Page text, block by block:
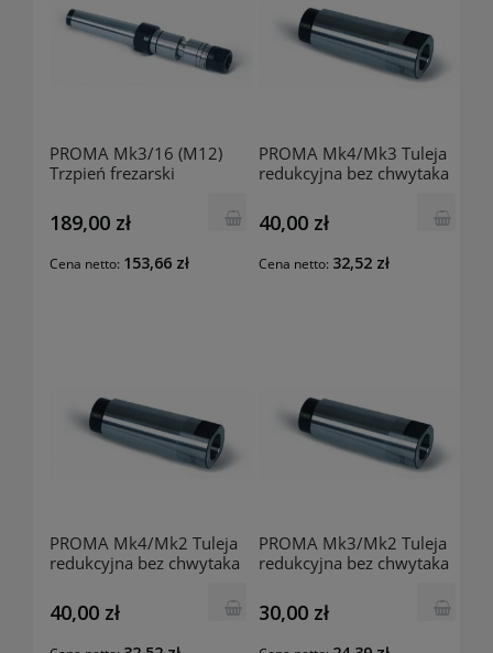
PROMA Mk3/16 (M12)
Trzpień frezarski
189,00 zł
Cena netto: 153,66 zł
PROMA Mk4/Mk3 Tuleja
redukcyjna bez chwytaka
40,00 zł
Cena netto: 32,52 zł
PROMA Mk4/Mk2 Tuleja
redukcyjna bez chwytaka
40,00 zł
PROMA Mk3/Mk2 Tuleja
redukcyjna bez chwytaka
30,00 zł